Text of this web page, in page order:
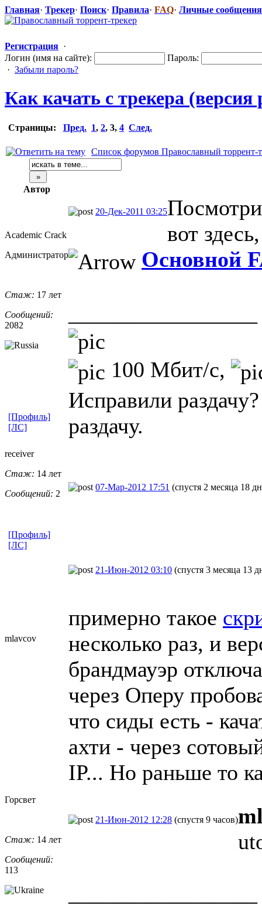
Главная· Трекер· Поиск· Правила· FAQ· Личные сообщения
Регистрация ·
Логин (имя на сайте):
Пароль:
· Забыли пароль?
Как качать с трекера
Страницы: Пред. 1, 2, 3, 4 След.
Список форумов Православный торрент-
Автор
Academic Crack
Администратор
Стаж: 17 лет
Сообщений:
2082
20-Дек-2011 03:25
вот
Основной
100 Мбит/с,
Исправили
раздачу.
[Профиль]
[ЛС]
receiver
Стаж: 14 лет
Сообщений: 2
07-Мар-2012 17:51 (спустя 2 месяца 18
[Профиль]
[ЛС]
mlavcov
21-Июн-2012 03:10 (спустя 3 месяца 13
примерно такое
несколько раз, и
брандмауэр
через Оперу
что сиды есть -
ахти - через
IP... Но раньше то
Горсвет
Стаж: 14 лет
Сообщений:
113
21-Июн-2012 12:28 (спустя 9 часов)